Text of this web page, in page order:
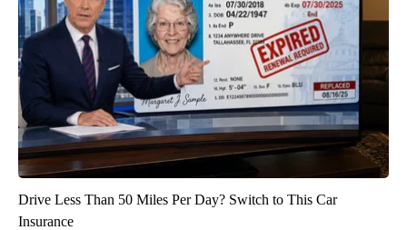
Drive Less Than 50 Miles Per Day? Switch to This Car
Insurance